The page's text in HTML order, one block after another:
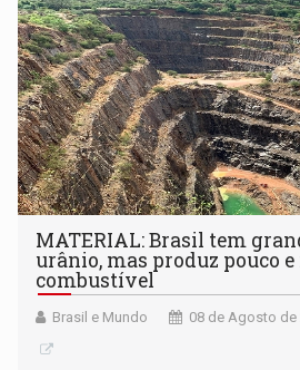
MATERIAL: Brasil tem
urânio, mas produz pouco
combustível
Brasil e Mundo 08 de Agosto de